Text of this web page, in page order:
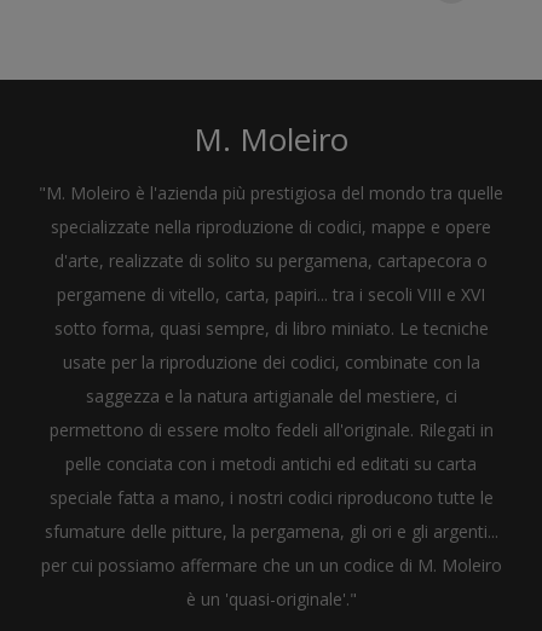
M. Moleiro
"M. Moleiro è l'azienda più prestigiosa del mondo tra quelle
specializzate nella riproduzione di codici, mappe e opere
d'arte, realizzate di solito su pergamena, cartapecora o
pergamene di vitello, carta, papiri... tra i secoli VIII e XVI
sotto forma, quasi sempre, di libro miniato. Le tecniche
usate per la riproduzione dei codici, combinate con la
saggezza e la natura artigianale del mestiere, ci
permettono di essere molto fedeli all'originale. Rilegati in
pelle conciata con i metodi antichi ed editati su carta
speciale fatta a mano, i nostri codici riproducono tutte le
sfumature delle pitture, la pergamena, gli ori e gli argenti...
per cui possiamo affermare che un un codice di M. Moleiro
è un 'quasi-originale'."